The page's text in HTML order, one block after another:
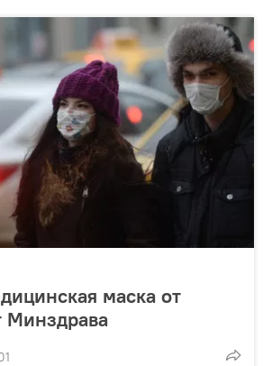
маска от
Минздрава